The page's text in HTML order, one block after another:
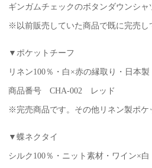
ギンガムチェックのボタンダウンシャ
※以前販売していた商品で既に完売し
▼ポケットチーフ
リネン100％・白×赤の縁取り・日本製
商品番号 CHA-002 レッド
※完売商品です。その他リネン製ポ
▼蝶ネクタイ
シルク100％・ニット素材・ワイン×